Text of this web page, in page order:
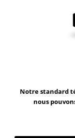
Notre standard
nous